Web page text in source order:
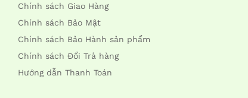
Chính sách Giao Hàng
Chính sách Bảo Mật
Chính sách Bảo Hành sản phẩm
Chính sách Đổi Trả hàng
Hướng dẫn Thanh Toán